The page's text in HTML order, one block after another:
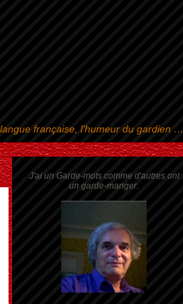
française, l'humeur du gardien …
J'ai un Garde-mots comme d'autres ont
un garde-manger.